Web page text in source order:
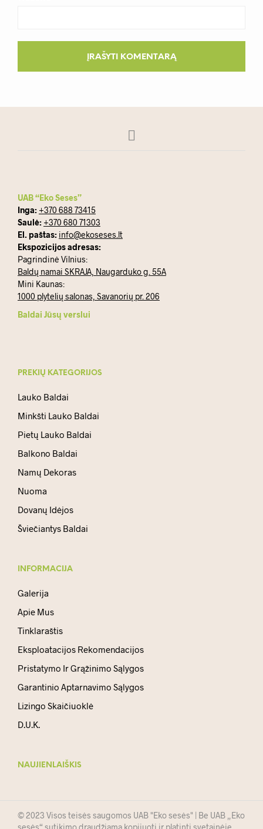
UAB “Eko Seses”
Inga: +370 688 73415
Saulė: +370 680 71303
El. paštas: info@ekoseses.lt
Ekspozicijos adresas:
Pagrindinė Vilnius:
Baldų namai SKRAJA, Naugarduko g. 55A
Mini Kaunas:
1000 plytelių salonas, Savanorių pr. 206
Baldai Jūsų verslui
PREKIŲ KATEGORIJOS
Lauko Baldai
Minkšti Lauko Baldai
Pietų Lauko Baldai
Balkono Baldai
Namų Dekoras
Nuoma
Dovanų Idėjos
Šviečiantys Baldai
INFORMACIJA
Galerija
Apie Mus
Tinklaraštis
Eksploatacijos Rekomendacijos
Pristatymo Ir Grąžinimo Sąlygos
Garantinio Aptarnavimo Sąlygos
Lizingo Skaičiuoklė
D.U.K.
NAUJIENLAIŠKIS
© 2023 Visos teisės saugomos UAB "Eko sesės" | Be UAB „Eko
sesės“ sutikimo draudžiama kopijuoti ir platinti svetainėje